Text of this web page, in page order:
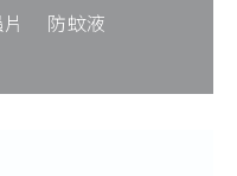
防蚊液